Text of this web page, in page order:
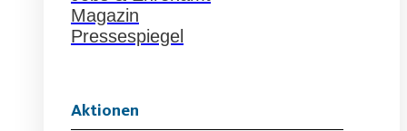
Magazin
Pressespiegel
Aktionen